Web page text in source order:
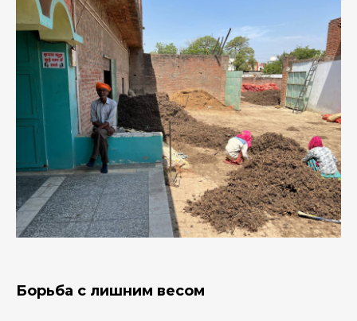
Борьба с лишним весом